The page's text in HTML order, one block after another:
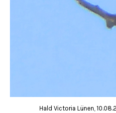
Hald Victoria Lünen,